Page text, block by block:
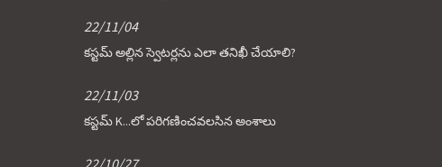
22/11/04
కస్టమ్ అల్లిన స్వెటర్లను ఎలా తనిఖీ చేయాలి?
22/11/03
కస్టమ్ K...లో పరిగణించవలసిన అంశాలు
22/10/27